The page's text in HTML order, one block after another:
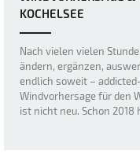
KOCHELSEE
Nach vielen vielen
ändern, ergänzen,
endlich soweit –
Windvorhersage für den
ist nicht neu. Schon